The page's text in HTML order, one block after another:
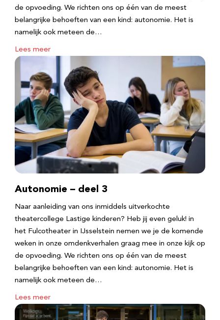
de opvoeding. We richten ons op één van de meest
belangrijke behoeften van een kind: autonomie. Het is
namelijk ook meteen de…
Lees meer
Autonomie – deel 3
Naar aanleiding van ons inmiddels uitverkochte
theatercollege Lastige kinderen? Heb jij even geluk! in
het Fulcotheater in IJsselstein nemen we je de komende
weken in onze omdenkverhalen graag mee in onze kijk op
de opvoeding. We richten ons op één van de meest
belangrijke behoeften van een kind: autonomie. Het is
namelijk ook meteen de…
Lees meer